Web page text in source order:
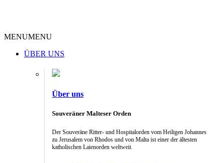
MENUMENU
ÜBER UNS
Über uns
Souveräner Malteser Orden
Der Souveräne Ritter- und Hospitalorden vom Heiligen Johannes
zu Jerusalem von Rhodos und von Malta ist einer der ältesten
katholischen Laienorden weltweit.